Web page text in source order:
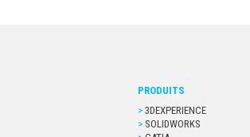
PRODUITS
3DEXPERIENCE
SOLIDWORKS